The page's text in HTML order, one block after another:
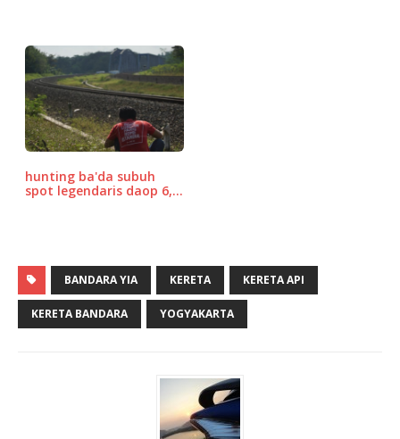
hunting ba'da subuh
spot legendaris daop 6,…
BANDARA YIA KERETA KERETA API
KERETA BANDARA YOGYAKARTA